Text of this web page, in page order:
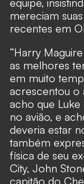
mereciam
recentes em
“Harry
as melhores
em muito
acrescentou o
acho que Luke
no avião, e
deveria estar
também
física de seu
City, John
capitão do